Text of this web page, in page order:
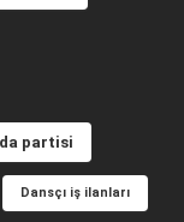
partisi
Dansçı iş ilanları